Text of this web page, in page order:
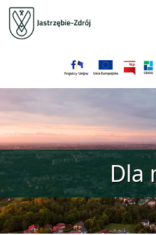
Przejdź do menu
Przejdź do treści
Dla